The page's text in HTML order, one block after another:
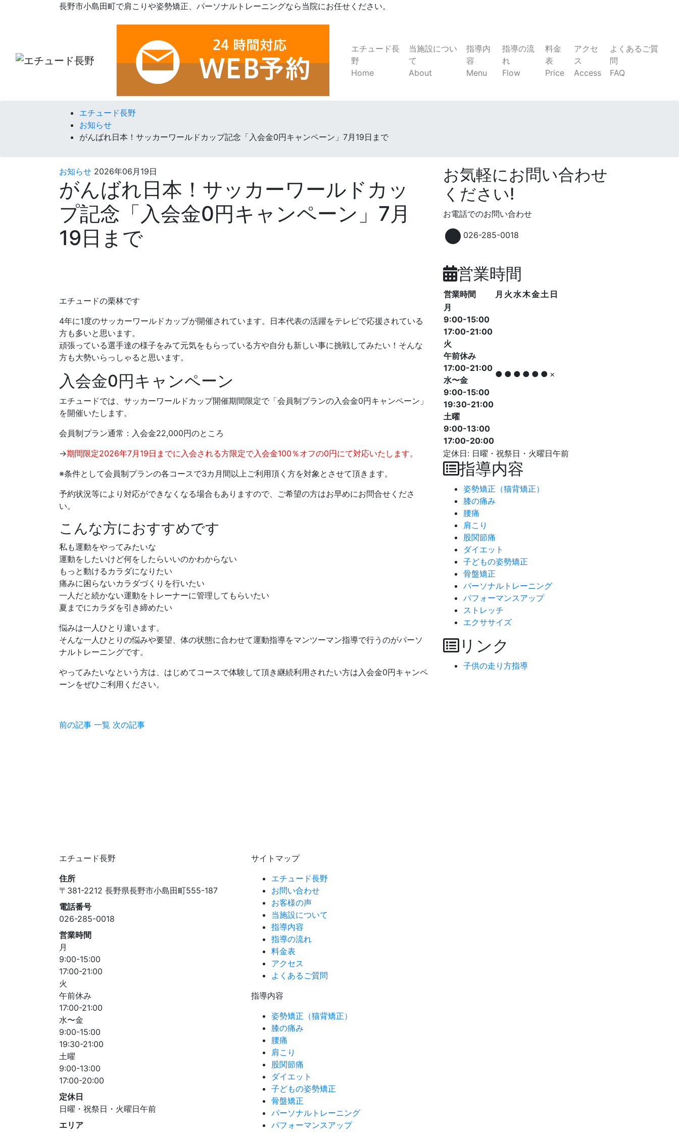
長野市小島田町で肩こりや姿勢矯正、パーソナルトレーニングなら当院にお任せください。
エチュード長
野
Home
当施設につい
て
About
指導内
容
Menu
指導の流
れ
Flow
料金
表
Price
アクセ
ス
Access
よくあるご質
問
FAQ
エチュード長野
お知らせ
がんばれ日本！サッカーワールドカップ記念「入会金0円キャンペーン」7月19日まで
お知らせ 2026年06月19日
がんばれ日本！サッカーワールドカッ
プ記念「入会金0円キャンペーン」7月
19日まで
エチュードの栗林です
4年に1度のサッカーワールドカップが開催されています。日本代表の活躍をテレビで応援されている
方も多いと思います。
頑張っている選手達の様子をみて元気をもらっている方や自分も新しい事に挑戦してみたい！そんな
方も大勢いらっしゃると思います。
入会金0円キャンペーン
エチュードでは、サッカーワールドカップ開催期間限定で「会員制プランの入会金0円キャンペーン」
を開催いたします。
会員制プラン通常：入会金22,000円のところ
→期間限定2026年7月19日までに入会される方限定で入会金100％オフの0円にて対応いたします。
※条件として会員制プランの各コースで3カ月間以上ご利用頂く方を対象とさせて頂きます。
予約状況等により対応ができなくなる場合もありますので、ご希望の方はお早めにお問合せくださ
い。
こんな方におすすめです
私も運動をやってみたいな
運動をしたいけど何をしたらいいのかわからない
もっと動けるカラダになりたい
痛みに困らないカラダづくりを行いたい
一人だと続かない運動をトレーナーに管理してもらいたい
夏までにカラダを引き締めたい
悩みは一人ひとり違います。
そんな一人ひとりの悩みや要望、体の状態に合わせて運動指導をマンツーマン指導で行うのがパーソ
ナルトレーニングです。
やってみたいなという方は、はじめてコースで体験して頂き継続利用されたい方は入会金0円キャンペ
ーンをぜひご利用ください。
前の記事 一覧 次の記事
お気軽にお問い合わせ
ください!
お電話でのお問い合わせ
026-285-0018
営業時間
営業時間 月 火水木金土 日
月
9:00-15:00
17:00-21:00
火
午前休み
17:00-21:00
水〜金
9:00-15:00
19:30-21:00
土曜
9:00-13:00
17:00-20:00
● ● ● ● ● ● ×
定休日: 日曜・祝祭日・火曜日午前
指導内容
姿勢矯正（猫背矯正）
膝の痛み
腰痛
肩こり
股関節痛
ダイエット
子どもの姿勢矯正
骨盤矯正
パーソナルトレーニング
パフォーマンスアップ
ストレッチ
エクササイズ
リンク
子供の走り方指導
エチュード長野
住所
〒381-2212 長野県長野市小島田町555-187
電話番号
026-285-0018
営業時間
月
9:00-15:00
17:00-21:00
火
午前休み
17:00-21:00
水〜金
9:00-15:00
19:30-21:00
土曜
9:00-13:00
17:00-20:00
定休日
日曜・祝祭日・火曜日午前
エリア
サイトマップ
エチュード長野
お問い合わせ
お客様の声
当施設について
指導内容
指導の流れ
料金表
アクセス
よくあるご質問
指導内容
姿勢矯正（猫背矯正）
膝の痛み
腰痛
肩こり
股関節痛
ダイエット
子どもの姿勢矯正
骨盤矯正
パーソナルトレーニング
パフォーマンスアップ